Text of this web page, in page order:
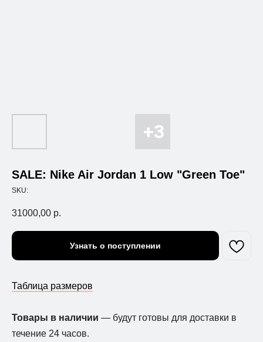
SALE: Nike Air Jordan 1 Low "Green Toe"
SKU:
31000,00 р.
Узнать о поступлении
Таблица размеров
Товары в наличии — будут готовы для доставки в
течение 24 часов.